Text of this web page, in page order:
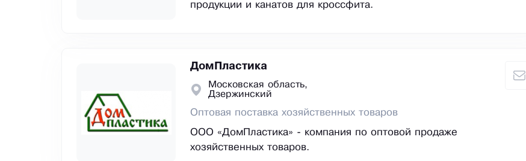
продукции и канатов для кроссфита.
ДомПластика
Московская область,
Дзержинский
Оптовая поставка хозяйственных товаров
ООО «ДомПластика» - компания по оптовой продаже
хозяйственных товаров.